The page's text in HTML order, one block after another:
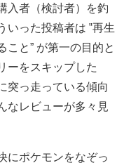
入者（検討者）を釣
いった投稿者は ‟再生
こと” が第一の目的と
ーをスキップした
突っ走っている傾向
なレビューが多々見
にポケモンをなぞっ